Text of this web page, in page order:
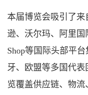
本届博览会吸引了来
逊、沃尔玛、阿里国
Shop等国际头部平
牙、欧盟等多国代
览覆盖供应链、物